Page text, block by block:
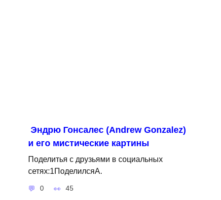
Эндрю Гонсалес (Andrew Gonzalez)
и его мистические картины
Поделитья с друзьями в социальных
сетях:1ПоделилсяA.
0 45